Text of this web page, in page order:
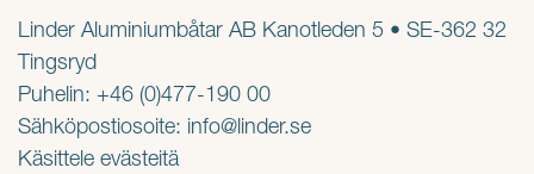
Linder Aluminiumbåtar AB Kanotleden 5 • SE-362 32
Tingsryd
Puhelin: +46 (0)477-190 00
Sähköpostiosoite: info@linder.se
Käsittele evästeitä